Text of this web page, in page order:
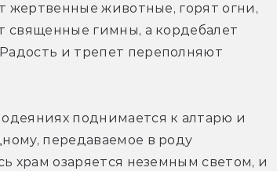
жертвенные животные, горят огни,
священные гимны, а кордебалет
и трепет переполняют
поднимается к алтарю и
передаваемое в роду
храм озаряется неземным светом, и